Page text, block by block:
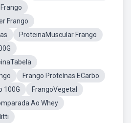
Frango
ProteinaMuscular Frango
Frango Proteínas ECarbo
100G
FrangoVegetal
Ao Whey